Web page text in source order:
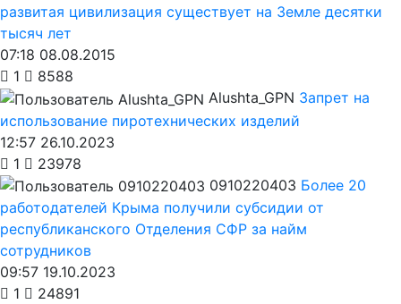
развитая цивилизация существует на Земле десятки
тысяч лет
07:18 08.08.2015
1
8588
Alushta_GPN Запрет на
использование пиротехнических изделий
12:57 26.10.2023
1
23978
0910220403 Более 20
работодателей Крыма получили субсидии от
республиканского Отделения СФР за найм
сотрудников
09:57 19.10.2023
1
24891